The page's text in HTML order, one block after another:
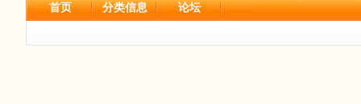
首页 分类信息 论坛